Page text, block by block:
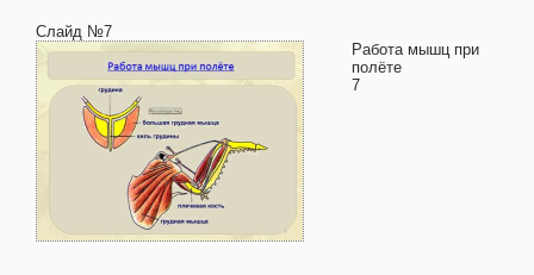
Слайд №7
Работа мышц при
полёте
7